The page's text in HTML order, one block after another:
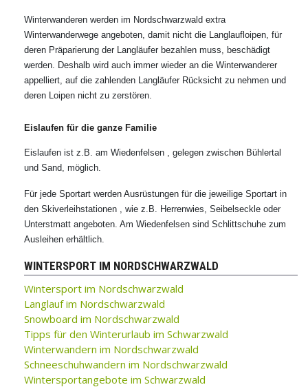
Winterwanderen werden im Nordschwarzwald extra
Winterwanderwege angeboten, damit nicht die Langlaufloipen, für
deren Präparierung der Langläufer bezahlen muss, beschädigt
werden. Deshalb wird auch immer wieder an die Winterwanderer
appelliert, auf die zahlenden Langläufer Rücksicht zu nehmen und
deren Loipen nicht zu zerstören.
Eislaufen für die ganze Familie
Eislaufen ist z.B. am Wiedenfelsen , gelegen zwischen Bühlertal
und Sand, möglich.
Für jede Sportart werden Ausrüstungen für die jeweilige Sportart in
den Skiverleihstationen , wie z.B. Herrenwies, Seibelseckle oder
Unterstmatt angeboten. Am Wiedenfelsen sind Schlittschuhe zum
Ausleihen erhältlich.
WINTERSPORT IM NORDSCHWARZWALD
Wintersport im Nordschwarzwald
Langlauf im Nordschwarzwald
Snowboard im Nordschwarzwald
Tipps für den Winterurlaub im Schwarzwald
Winterwandern im Nordschwarzwald
Schneeschuhwandern im Nordschwarzwald
Wintersportangebote im Schwarzwald